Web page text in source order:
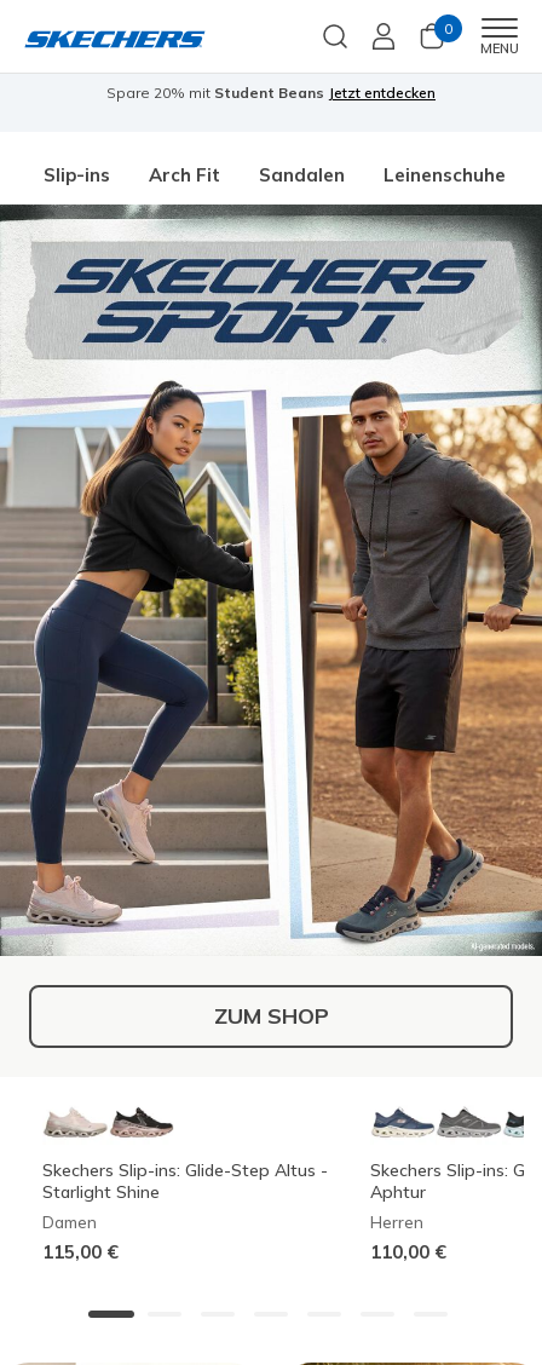
0
MENU
Spare 20% mit Student Beans Jetzt entdecken
Slip-ins Arch Fit Sandalen Leinenschuhe
ZUM SHOP
Skechers Slip-ins: Glide-Step Altus -
Starlight Shine
Damen
115,00 €
Skechers Slip-ins:
Aphtur
Herren
110,00 €